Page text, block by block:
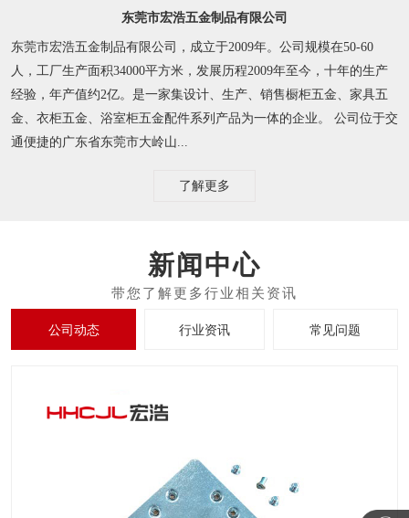
东莞市宏浩五金制品有限公司
东莞市宏浩五金制品有限公司，成立于2009年。公司规模在50-60
人，工厂生产面积34000平方米，发展历程2009年至今，十年的生产
经验，年产值约2亿。是一家集设计、生产、销售橱柜五金、家具五
金、衣柜五金、浴室柜五金配件系列产品为一体的企业。 公司位于交
通便捷的广东省东莞市大岭山...
了解更多
新闻中心
公司动态 行业资讯 常见问题